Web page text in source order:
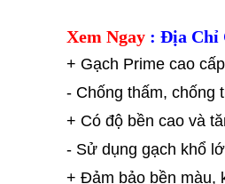
Xem Ngay: Địa Chỉ
+ Gạch Prime cao
- Chống thấm,
+ Có độ bền cao và
- Sử dụng gạch khổ
+ Đảm bảo bền màu,